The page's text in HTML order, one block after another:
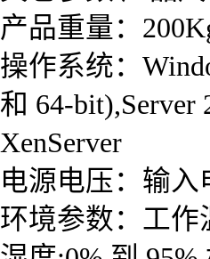
产品重量：
操作系统：
和 64-bit),Server
XenServer
电源电压：输入
环境参数：工作